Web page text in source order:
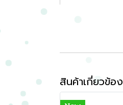
สินค้าเกี่ยวข้อง